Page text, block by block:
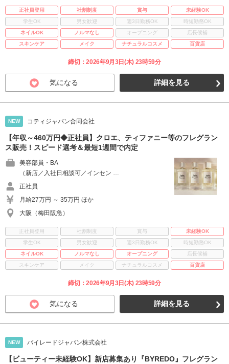
正社員登用 社割制度 賞与
未経験OK
学生OK
男女歓迎 週3日勤務OK
時短勤務OK
ネイルOK
ノルマなし オープニング
店長候補
スキンケア
メイク ナチュラルコスメ 百貨店
締切：2026年9月3日(木) 23時59分
気になる 詳細を見る
NEW コティジャパン合同会社
【年収～460万円◆正社員】クロエ、ティファニー等のフレグラン
ス販売！スピード選考＆最短1週間で内定
美容部員・BA
（新店／入社日相談可／インセン …
正社員
月給27万円 ～ 35万円 ほか
大阪（梅田阪急）
正社員登用 社割制度 賞与
未経験OK
学生OK
男女歓迎 週3日勤務OK
時短勤務OK
ネイルOK
ノルマなし オープニング
店長候補
スキンケア
メイク ナチュラルコスメ 百貨店
締切：2026年9月3日(木) 23時59分
気になる 詳細を見る
NEW バイレードジャパン株式会社
【ビューティー未経験OK】新店募集あり『BYREDO』フレグラン